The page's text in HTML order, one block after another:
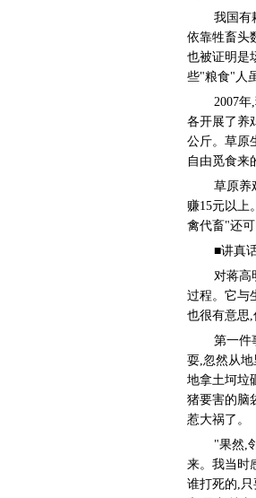
我国有
依靠牲畜头
也被证明是
些"粮食"人
2007
各开展了养
公斤。草原
自由觅食来
草原养
赚15元以上
禽代畜"还
■讲真
对蒋高
过程。它与
也很有意思
第一件
耍,忽然从
地拿土坷垃
猪要害的脑
惹大祸了。
"果然,
来。我当时
谁打死的,